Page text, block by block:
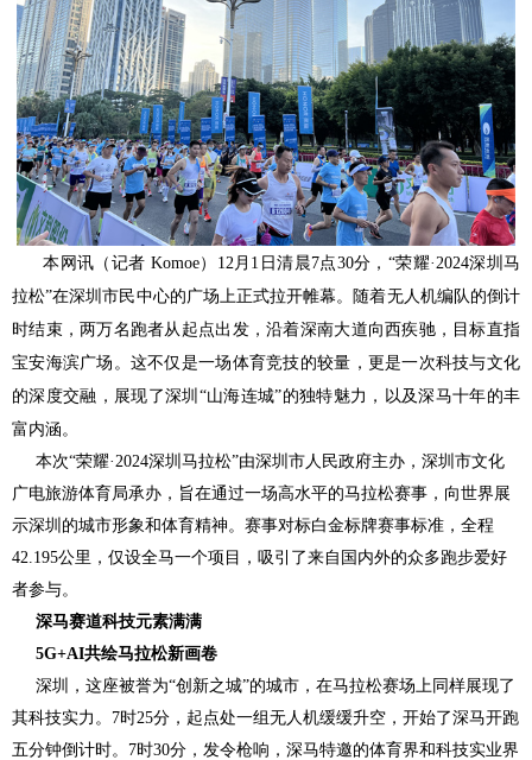
本网讯（记者 Komoe）12月1日清晨7点30分，“荣耀·2024深圳马
拉松”在深圳市民中心的广场上正式拉开帷幕。随着无人机编队的倒计
时结束，两万名跑者从起点出发，沿着深南大道向西疾驰，目标直指
宝安海滨广场。这不仅是一场体育竞技的较量，更是一次科技与文化
的深度交融，展现了深圳“山海连城”的独特魅力，以及深马十年的丰
富内涵。
本次“荣耀·2024深圳马拉松”由深圳市人民政府主办，深圳市文化
广电旅游体育局承办，旨在通过一场高水平的马拉松赛事，向世界展
示深圳的城市形象和体育精神。赛事对标白金标牌赛事标准，全程
42.195公里，仅设全马一个项目，吸引了来自国内外的众多跑步爱好
者参与。
深马赛道科技元素满满
5G+AI共绘马拉松新画卷
深圳，这座被誉为“创新之城”的城市，在马拉松赛场上同样展现了
其科技实力。7时25分，起点处一组无人机缓缓升空，开始了深马开跑
五分钟倒计时。7时30分，发令枪响，深马特邀的体育界和科技实业界